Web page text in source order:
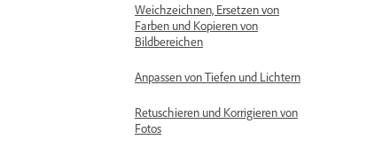
Weichzeichnen, Ersetzen von
Farben und Kopieren von
Bildbereichen
Anpassen von Tiefen und Lichtern
Retuschieren und Korrigieren von
Fotos